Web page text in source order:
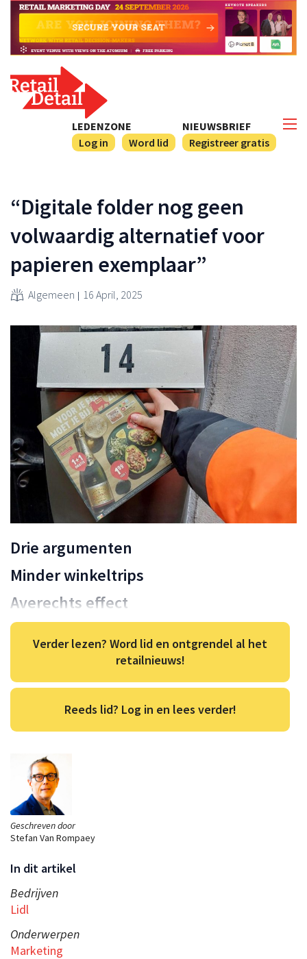
NIEUWSBRIEF
Registreer gratis
LEDENZONE
Log in
Word lid
Geschreven door
Stefan Van Rompaey
In dit artikel
Bedrijven
Lidl
Onderwerpen
Marketing
“Digitale folder nog geen
volwaardig alternatief voor
papieren exemplaar”
Algemeen 16 April, 2025
Drie argumenten
Minder winkeltrips
Averechts effect
Verder lezen? Word lid en ontgrendel al het
retailnieuws!
Reeds lid? Log in en lees verder!